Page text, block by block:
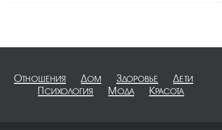
Отношения Дом Здоровье
Дети
Психология
Мода Красота